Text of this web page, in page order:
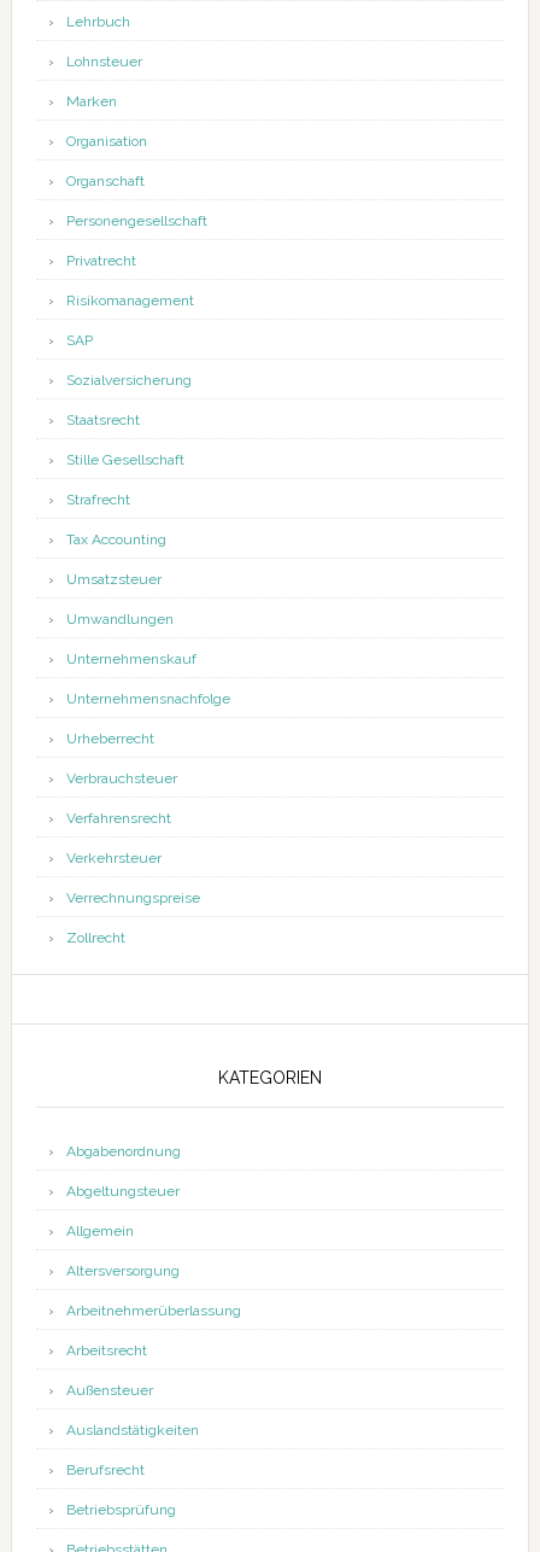
Lehrbuch
Lohnsteuer
Marken
Organisation
Organschaft
Personengesellschaft
Privatrecht
Risikomanagement
SAP
Sozialversicherung
Staatsrecht
Stille Gesellschaft
Strafrecht
Tax Accounting
Umsatzsteuer
Umwandlungen
Unternehmenskauf
Unternehmensnachfolge
Urheberrecht
Verbrauchsteuer
Verfahrensrecht
Verkehrsteuer
Verrechnungspreise
Zollrecht
KATEGORIEN
Abgabenordnung
Abgeltungsteuer
Allgemein
Altersversorgung
Arbeitnehmerüberlassung
Arbeitsrecht
Außensteuer
Auslandstätigkeiten
Berufsrecht
Betriebsprüfung